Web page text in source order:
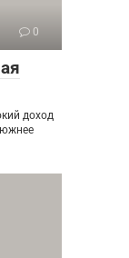
0
доход